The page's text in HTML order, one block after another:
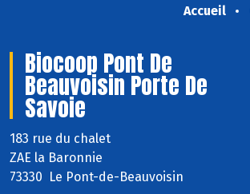
Accueil
Biocoop Pont De
Beauvoisin Porte De
Savoie
183 rue du chalet
ZAE la Baronnie
73330 Le Pont-de-Beauvoisin